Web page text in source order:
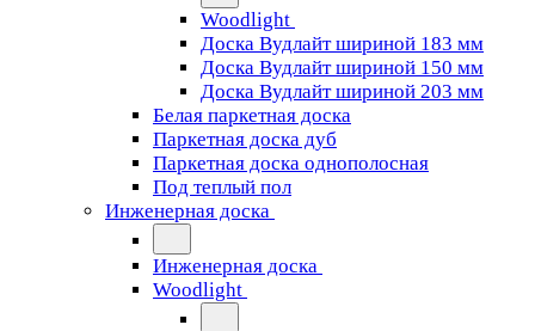
Woodlight
Доска Вудлайт шириной 183 мм
Доска Вудлайт шириной 150 мм
Доска Вудлайт шириной 203 мм
Белая паркетная доска
Паркетная доска дуб
Паркетная доска однополосная
Под теплый пол
Инженерная доска
Инженерная доска
Woodlight